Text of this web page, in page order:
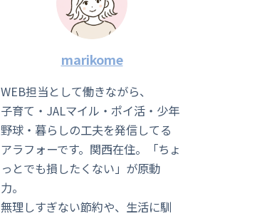
marikome
WEB担当として働きながら、
子育て・JALマイル・ポイ活・少年
野球・暮らしの工夫を発信してる
アラフォーです。関西在住。「ちょ
っとでも損したくない」が原動
力。
無理しすぎない節約や、生活に馴